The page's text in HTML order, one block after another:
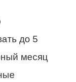
до 5
месяц